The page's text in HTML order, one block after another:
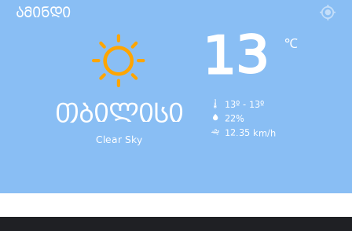
ამინდი
თბილისი
Clear Sky
13 ℃
13º - 13º
22%
12.35 km/h